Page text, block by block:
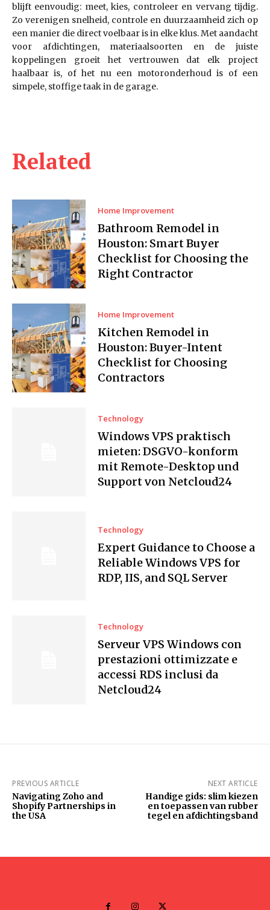
Related
Home Improvement
Bathroom Remodel in
Houston: Smart Buyer
Checklist for Choosing the
Right Contractor
Home Improvement
Kitchen Remodel in
Houston: Buyer-Intent
Checklist for Choosing
Contractors
Technology
Windows VPS praktisch
mieten: DSGVO-konform
mit Remote-Desktop und
Support von Netcloud24
Technology
Expert Guidance to Choose a
Reliable Windows VPS for
RDP, IIS, and SQL Server
Technology
Serveur VPS Windows con
prestazioni ottimizzate e
accessi RDS inclusi da
Netcloud24
blijft eenvoudig: meet, kies, controleer en vervang tijdig.
Zo verenigen snelheid, controle en duurzaamheid zich op
een manier die direct voelbaar is in elke klus. Met aandacht
voor afdichtingen, materiaalsoorten en de juiste
koppelingen groeit het vertrouwen dat elk project
haalbaar is, of het nu een motoronderhoud is of een
simpele, stoffige taak in de garage.
PREVIOUS ARTICLE
Navigating Zoho and
Shopify Partnerships in
the USA
NEXT ARTICLE
Handige gids: slim kiezen
en toepassen van rubber
tegel en afdichtingsband